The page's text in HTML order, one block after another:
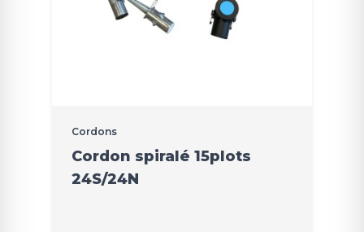
Cordons
Cordon spiralé 15plots
24S/24N